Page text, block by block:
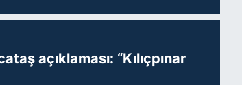
açıklaması: “Kılıçpınar